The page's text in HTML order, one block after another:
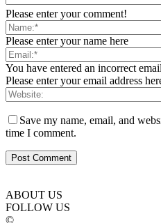
Please enter your comment!
Please enter your name here
You have entered an incorrect
Please enter your email address
Save my name, email, and
time I comment.
ABOUT US
FOLLOW US
©